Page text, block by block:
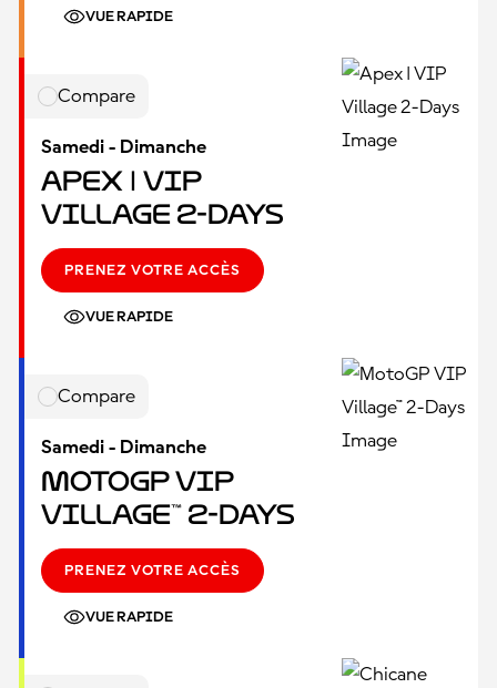
VUE RAPIDE
Compare
Samedi - Dimanche
Apex | VIP
Village 2-Days
PRENEZ VOTRE ACCÈS
VUE RAPIDE
Compare
Samedi - Dimanche
MotoGP VIP
Village™ 2-Days
PRENEZ VOTRE ACCÈS
VUE RAPIDE